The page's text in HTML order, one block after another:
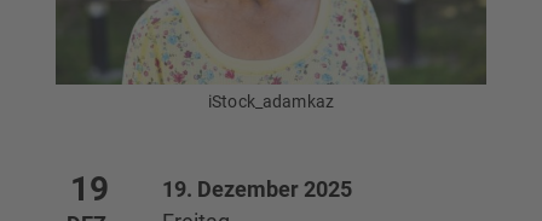
iStock_adamkaz
19
19. Dezember 2025